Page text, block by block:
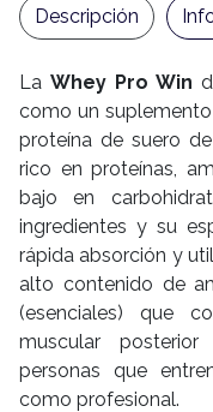
La Whey Pro Win
como un
proteína de suero
rico en proteínas,
bajo en
ingredientes y su
rápida absorción y
alto contenido de
(esenciales) que
muscular
personas que
como profesional.
Descripción